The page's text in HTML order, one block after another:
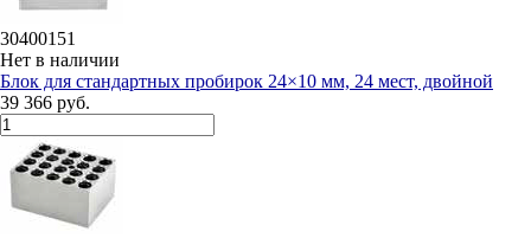
30400151
Нет в наличии
Блок для стандартных пробирок 24×10 мм, 24 мест, двойной
39 366 руб.